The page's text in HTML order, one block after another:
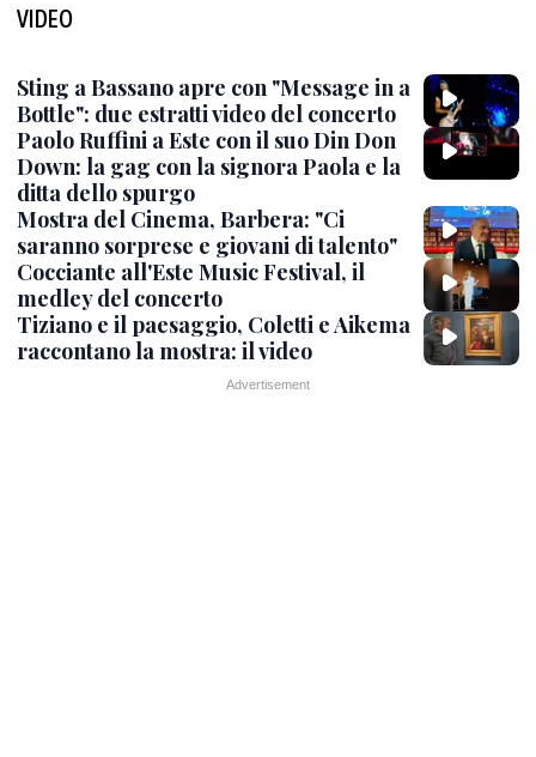
VIDEO
Sting a Bassano apre con "Message in a
Bottle": due estratti video del concerto
Paolo Ruffini a Este con il suo Din Don
Down: la gag con la signora Paola e la
ditta dello spurgo
Mostra del Cinema, Barbera: "Ci
saranno sorprese e giovani di talento"
Cocciante all'Este Music Festival, il
medley del concerto
Tiziano e il paesaggio, Coletti e Aikema
raccontano la mostra: il video